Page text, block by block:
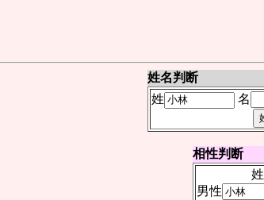
姓名判断
姓
名
相性判断
姓
男性